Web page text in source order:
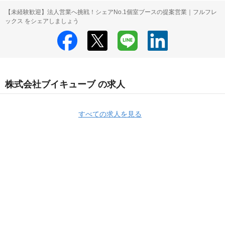
【未経験歓迎】法人営業へ挑戦！シェアNo.1個室ブースの提案営業｜フルフレ
ックス をシェアしましょう
株式会社ブイキューブ の求人
すべての求人を見る